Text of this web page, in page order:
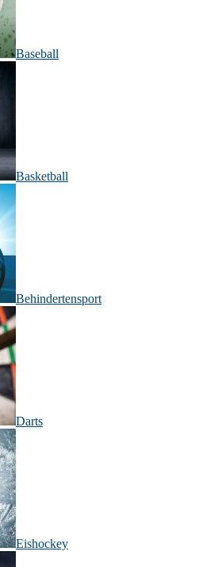
Baseball
Basketball
Behinderten­sport
Darts
Eishockey